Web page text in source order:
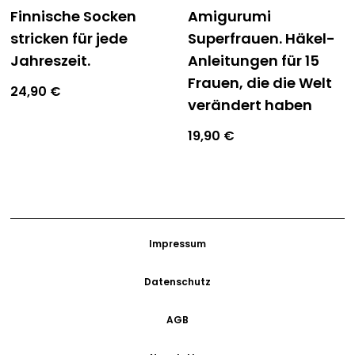
Finnische Socken
stricken für jede
Jahreszeit.
24,90 €
Amigurumi
Superfrauen. Häkel-
Anleitungen für 15
Frauen, die die Welt
verändert haben
19,90 €
Impressum
Datenschutz
AGB